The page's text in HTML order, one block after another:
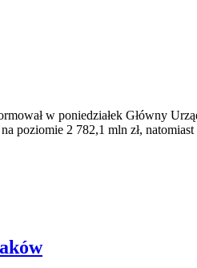
w poniedziałek Główny
poziomie 2 782,1 mln zł,